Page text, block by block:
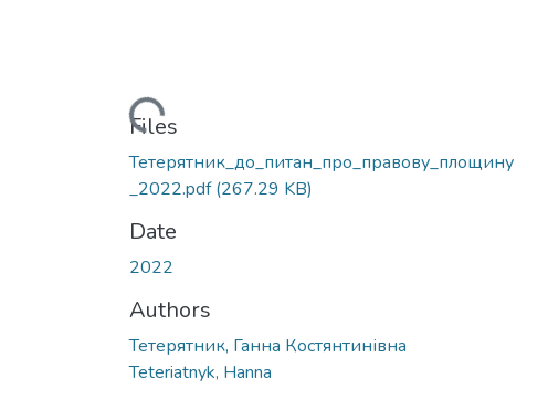
Loading...
Files
Тетерятник_до_питан_про_правову_площину
_2022.pdf(267.29 KB)
Date
2022
Authors
Тетерятник, Ганна Костянтинівна
Teteriatnyk, Hanna